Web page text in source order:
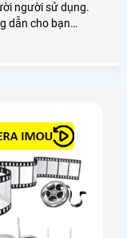
người sử dụng.
dẫn cho bạn